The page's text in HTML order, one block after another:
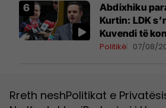
Abdixhiku
Kurtin: LDK
Kuvendi të
Politikë 07/08/
Rreth neshPolitikat e